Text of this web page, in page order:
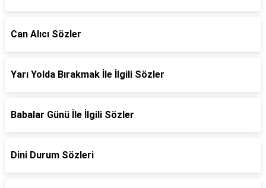
Can Alıcı Sözler
Yarı Yolda Bırakmak İle İlgili Sözler
Babalar Günü İle İlgili Sözler
Dini Durum Sözleri